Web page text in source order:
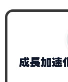
成長加速